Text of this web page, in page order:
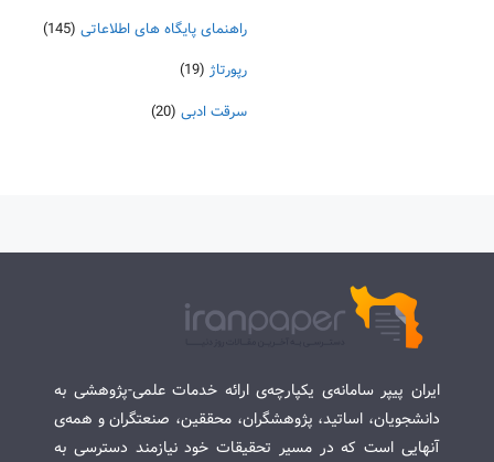
راهنمای پایگاه های اطلاعاتی (145)
رپورتاژ (19)
سرقت ادبی (20)
ایران پیپر سامانه‌ی یکپارچه‌ی ارائه خدمات علمی-پژوهشی به
دانشجویان، اساتید، پژوهشگران، محققین، صنعتگران و همه‌ی
آنهایی است که در مسیر تحقیقات خود نیازمند دسترسی به